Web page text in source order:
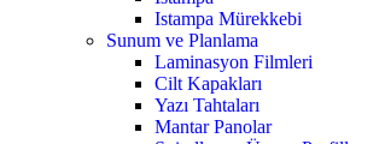
Istampa Mürekkebi
Sunum ve Planlama
Laminasyon Filmleri
Cilt Kapakları
Yazı Tahtaları
Mantar Panolar